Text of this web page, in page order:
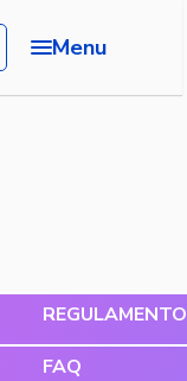
Menu
REGULAMENTO
FAQ